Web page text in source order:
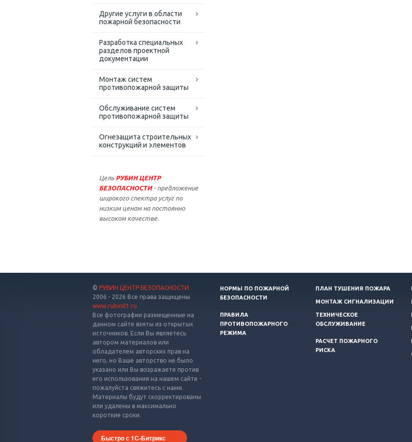
Другие услуги в области
пожарной безопасности
Разработка специальных
разделов проектной
документации
Монтаж систем
противопожарной защиты
Обслуживание систем
противопожарной защиты
Огнезащита строительных
конструкций и элементов
Цель РУБИН ЦЕНТР
БЕЗОПАСНОСТИ - предложение
широкого спектра услуг по
низким ценам на постоянно
высоком качестве.
© РУБИН ЦЕНТР БЕЗОПАСНОСТИ
2006 - 2026 Все права защищены
www.rubin01.ru
Все фотографии размещенные на
данном сайте взяты из открытых
источников. Если Вы являетесь
автором материалов или
обладателем авторских прав на
него, но Ваше авторство не было
указано или Вы возражаете против
его использования на нашем сайте -
пожалуйста свяжитесь с нами.
Материалы будут скорректированы
или удалены в максимально
короткие сроки.
Быстро с 1С-Битрикс
НОРМЫ ПО ПОЖАРНОЙ
БЕЗОПАСНОСТИ
ПЛАН ТУШЕНИЯ ПОЖАРА
МОНТАЖ СИГНАЛИЗАЦИИ
ПРАВИЛА
ПРОТИВОПОЖАРНОГО
РЕЖИМА
ТЕХНИЧЕСКОЕ
ОБСЛУЖИВАНИЕ
РАСЧЕТ ПОЖАРНОГО
РИСКА